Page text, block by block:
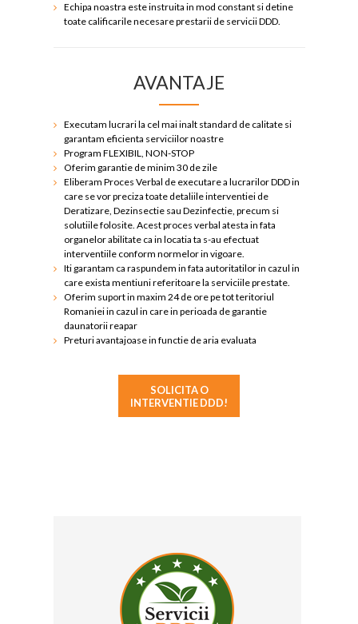
Echipa noastra este instruita in mod constant si detine
toate calificarile necesare prestarii de servicii DDD.
AVANTAJE
Executam lucrari la cel mai inalt standard de calitate si
garantam eficienta serviciilor noastre
Program FLEXIBIL, NON-STOP
Oferim garantie de minim 30 de zile
Eliberam Proces Verbal de executare a lucrarilor DDD in
care se vor preciza toate detaliile interventiei de
Deratizare, Dezinsectie sau Dezinfectie, precum si
solutiile folosite. Acest proces verbal atesta in fata
organelor abilitate ca in locatia ta s-au efectuat
interventiile conform normelor in vigoare.
Iti garantam ca raspundem in fata autoritatilor in cazul in
care exista mentiuni referitoare la serviciile prestate.
Oferim suport in maxim 24 de ore pe tot teritoriul
Romaniei in cazul in care in perioada de garantie
daunatorii reapar
Preturi avantajoase in functie de aria evaluata
SOLICITA O
INTERVENTIE DDD!